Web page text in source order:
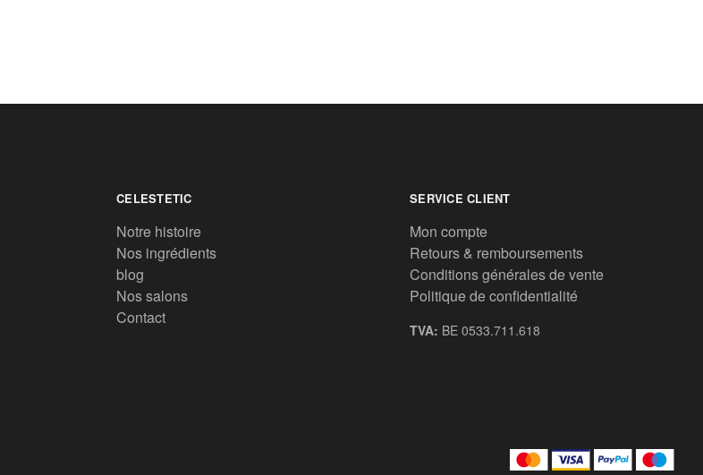
CELESTETIC
Notre histoire
Nos ingrédients
blog
Nos salons
Contact
SERVICE CLIENT
Mon compte
Retours & remboursements
Conditions générales de vente
Politique de confidentialité
TVA: BE 0533.711.618